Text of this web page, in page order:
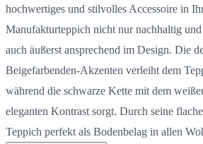
hochwertiges und stilvolles Accessoire in
Manufakturteppich nicht nur nachhaltig
auch äußerst ansprechend im Design. Die
Beigefarbenden-Akzenten verleiht dem
während die schwarze Kette mit dem
eleganten Kontrast sorgt. Durch seine
Teppich perfekt als Bodenbelag in allen